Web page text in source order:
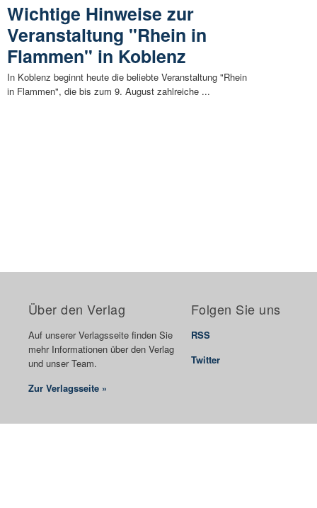
Wichtige Hinweise zur
Veranstaltung "Rhein in
Flammen" in Koblenz
In Koblenz beginnt heute die beliebte Veranstaltung "Rhein
in Flammen", die bis zum 9. August zahlreiche ...
Über den Verlag
Auf unserer Verlagsseite finden Sie
mehr Informationen über den Verlag
und unser Team.
Zur Verlagsseite »
Folgen Sie uns
RSS
Twitter